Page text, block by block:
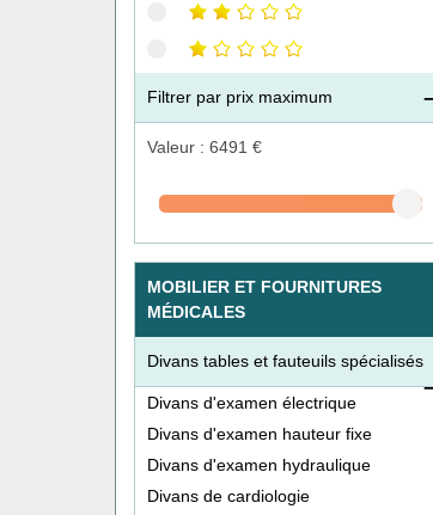
Filtrer par prix maximum
Valeur : 6491 €
MOBILIER ET FOURNITURES
MÉDICALES
Divans tables et fauteuils spécialisés
Divans d'examen électrique
Divans d'examen hauteur fixe
Divans d'examen hydraulique
Divans de cardiologie